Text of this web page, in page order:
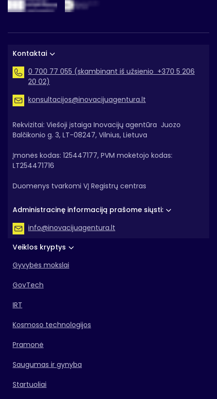
Veiklos kryptys
Gyvybės mokslai
GovTech
IRT
Kosmoso technologijos
Pramonė
Saugumas ir gynyba
Startuoliai
Kontaktai
0 700 77 055 (skambinant iš užsienio +370 5 206
20 02)
konsultacijos@inovacijuagentura.lt
Rekvizitai: Viešoji įstaiga Inovacijų agentūra Juozo
Balčikonio g. 3, LT-08247, Vilnius, Lietuva
Įmonės kodas: 125447177, PVM mokėtojo kodas:
LT254471716
Duomenys tvarkomi VĮ Registrų centras
Administracinę informaciją prašome siųsti:
info@inovacijuagentura.lt